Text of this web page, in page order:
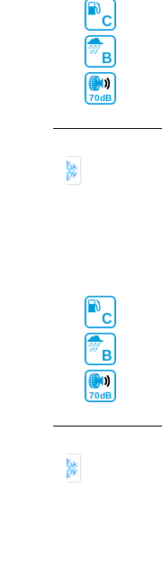
C
B
70dB
C
B
70dB